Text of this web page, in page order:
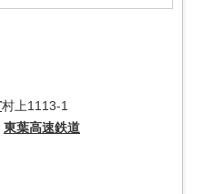
村上1113-1
東葉高速鉄道